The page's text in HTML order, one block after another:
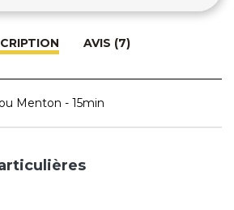
AVIS (7)
Menton - 15min